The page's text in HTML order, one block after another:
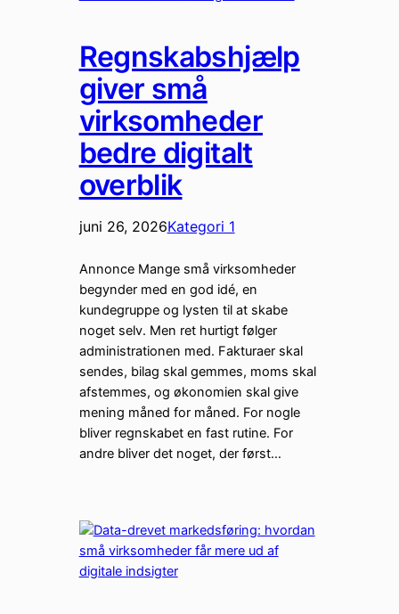
Regnskabshjælp
giver små
virksomheder
bedre digitalt
overblik
juni 26, 2026Kategori 1
Annonce Mange små virksomheder
begynder med en god idé, en
kundegruppe og lysten til at skabe
noget selv. Men ret hurtigt følger
administrationen med. Fakturaer skal
sendes, bilag skal gemmes, moms skal
afstemmes, og økonomien skal give
mening måned for måned. For nogle
bliver regnskabet en fast rutine. For
andre bliver det noget, der først…